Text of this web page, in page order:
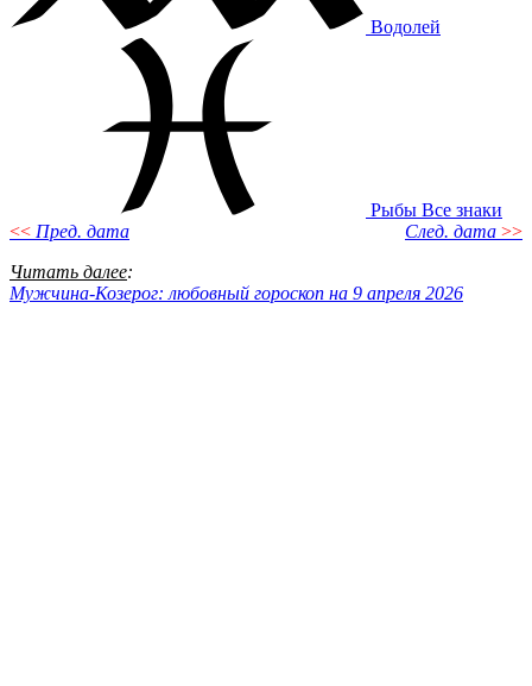
Водолей
Рыбы Все знаки
<< Пред. дата След. дата >>
Читать далее:
Мужчина-Козерог: любовный гороскоп на 9 апреля 2026